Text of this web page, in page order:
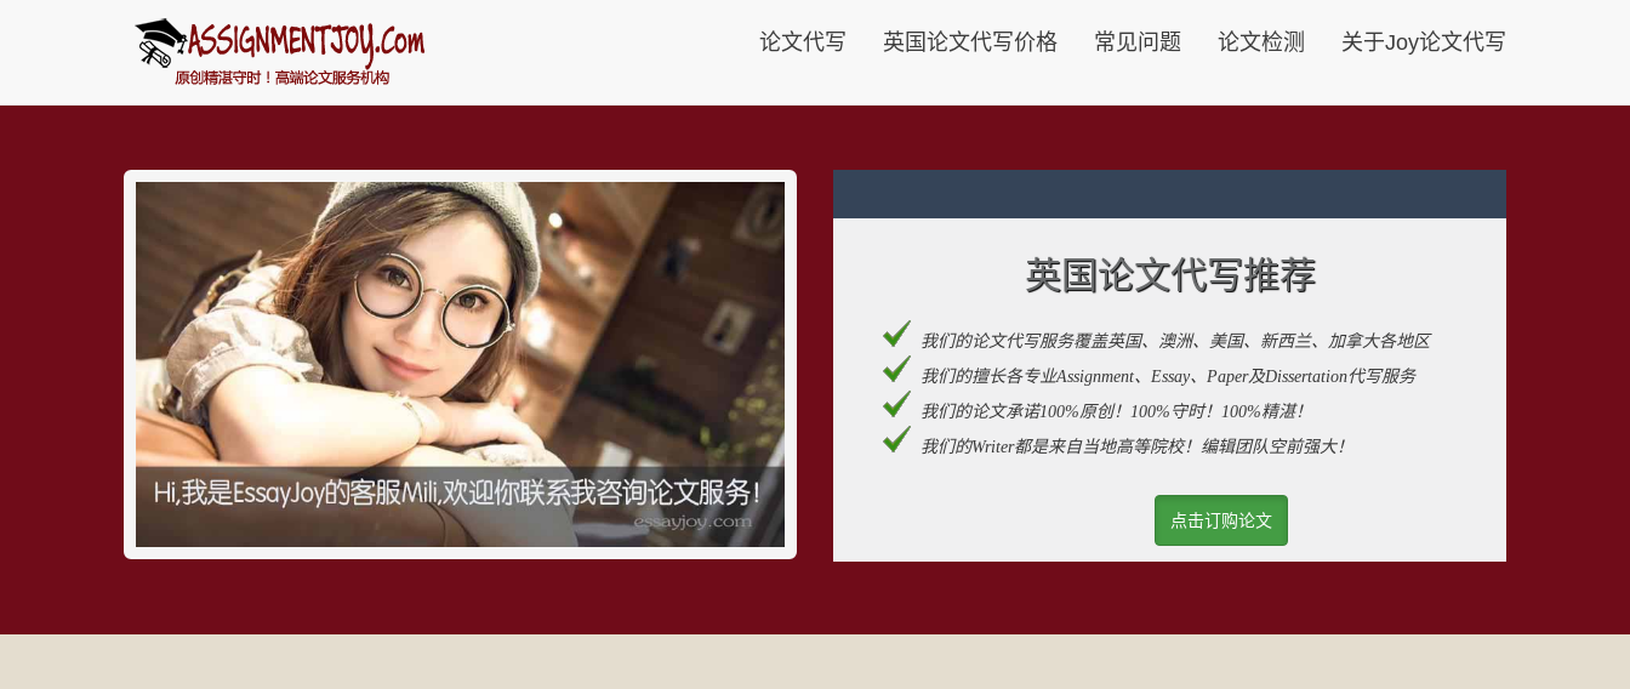
论文代写 英国论文代写价格 常见问题 论文检测 关于Joy论文代写
英国论文代写推荐
我们的论文代写服务覆盖英国、澳洲、美国、新西兰、加拿大各地区
我们的擅长各专业Assignment、Essay、Paper及Dissertation代写服务
我们的论文承诺100%原创！100%守时！100%精湛！
我们的Writer都是来自当地高等院校！编辑团队空前强大！
点击订购论文